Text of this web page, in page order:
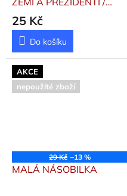
VÝZNAMNÁ HISTORICKÁ
DATA
25 Kč
Do košíku
AKCE
nepoužité zboží
29 Kč –13 %
MALÁ NÁSOBILKA